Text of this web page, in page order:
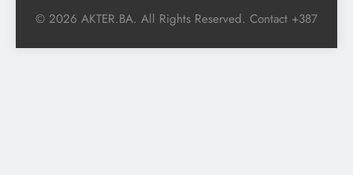
© 2026 AKTER.BA. All Rights Reserved. Contact +387